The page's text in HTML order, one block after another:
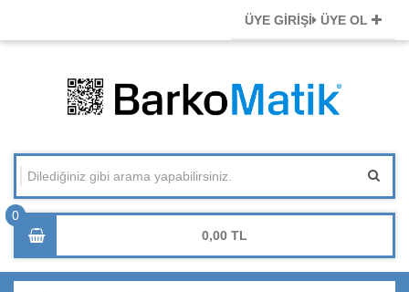
ÜYE GİRİŞİ ÜYE OL
0,00